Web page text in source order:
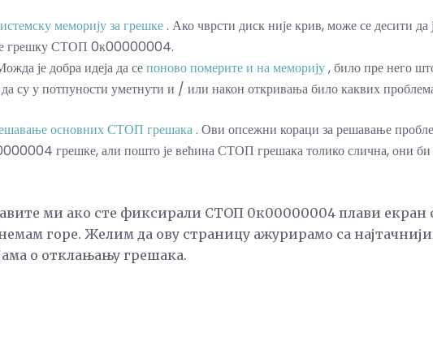
меморију за грешке. Ако чврсти диск није крив, може се десити да
грешку СТОП 0к00000004.
је добра идеја да сепоново померите и на меморију, било пре него
су у потпуности уметнути и / или након откривања било каквих
основних СТОП грешака. Ови опсежни кораци за решавање
грешке, али пошто је већина СТОП грешака толико слична, они би
ми ако сте фиксирали СТОП 0к00000004 плави екран
немам горе. Желим да ову страницу ажурирамо са
о отклањању грешака.